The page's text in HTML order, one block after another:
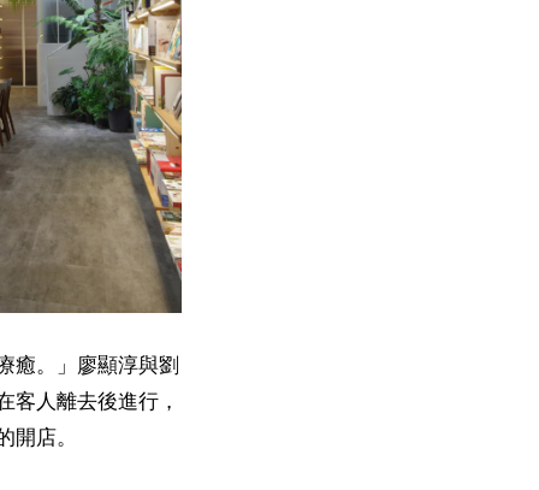
癒。」廖顯淳與劉
客人離去後進行，
開店。